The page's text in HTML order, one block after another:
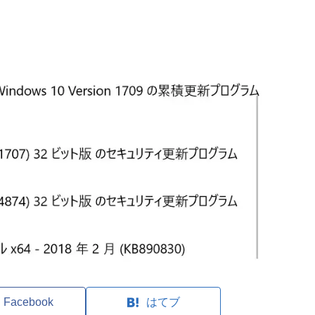
Facebook はてブ